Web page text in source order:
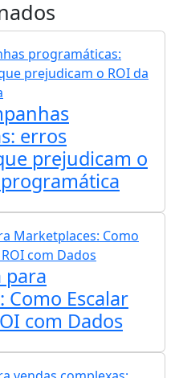
erros
prejudicam o
para
Como Escalar
com Dados